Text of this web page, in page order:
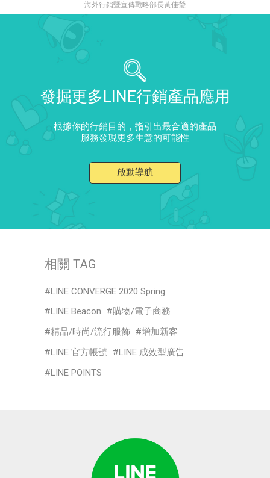
海外行銷暨宣傳戰略部長黃佳瑩
發掘更多LINE行銷產品應用
根據你的行銷目的，指引出最合適的產品
服務發現更多生意的可能性
啟動導航
相關 TAG
LINE CONVERGE 2020 Spring
LINE Beacon
購物/電子商務
精品/時尚/流行服飾
增加新客
LINE 官方帳號
LINE 成效型廣告
LINE POINTS